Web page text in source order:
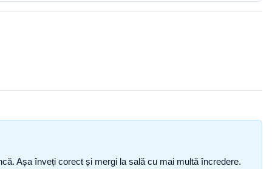
Așa înveți corect și mergi la sală cu mai multă încredere.